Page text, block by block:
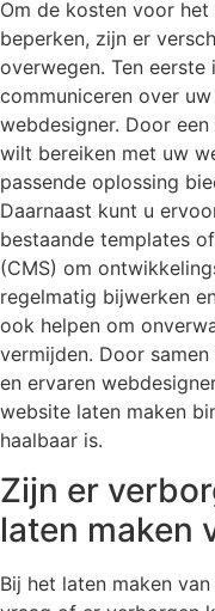
Om de kosten voor
beperken, zijn er
overwegen. Ten
communiceren over
webdesigner. Door
wilt bereiken met uw
passende oplossing
Daarnaast kunt u
bestaande templates
(CMS) om
regelmatig bijwerken
ook helpen om
vermijden. Door
en ervaren
website laten maken
haalbaar is.
Zijn er
laten maken
Bij het laten maken